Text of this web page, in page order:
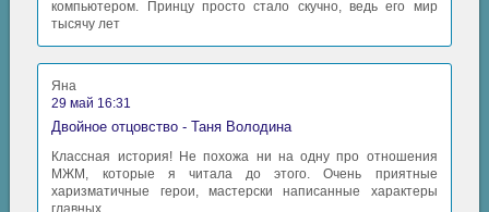
компьютером. Принцу просто стало скучно, ведь его мир
тысячу лет
Яна
29 май 16:31
Двойное отцовство - Таня Володина
Классная история! Не похожа ни на одну про отношения
МЖМ, которые я читала до этого. Очень приятные
харизматичные герои, мастерски написанные характеры
главных